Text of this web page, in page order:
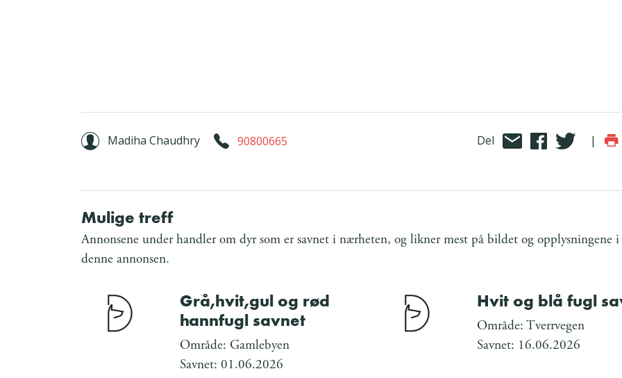
Madiha Chaudhry 90800665 Del |
Mulige treff
Annonsene under handler om dyr som er savnet i nærheten, og likner mest på bildet og opplysningene i
denne annonsen.
Grå,hvit,gul og rød
hannfugl savnet
Område: Gamlebyen
Savnet: 01.06.2026
Hvit og blå fugl
Område: Tverrvegen
Savnet: 16.06.2026